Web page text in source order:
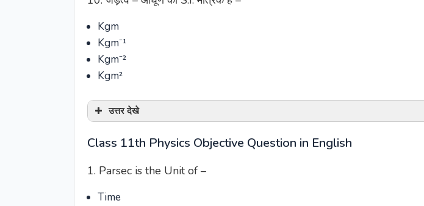
Kgm
Kgm⁻¹
Kgm⁻²
Kgm²
उत्तर देखे
Class 11th Physics Objective Question in English
1. Parsec is the Unit of –
Time